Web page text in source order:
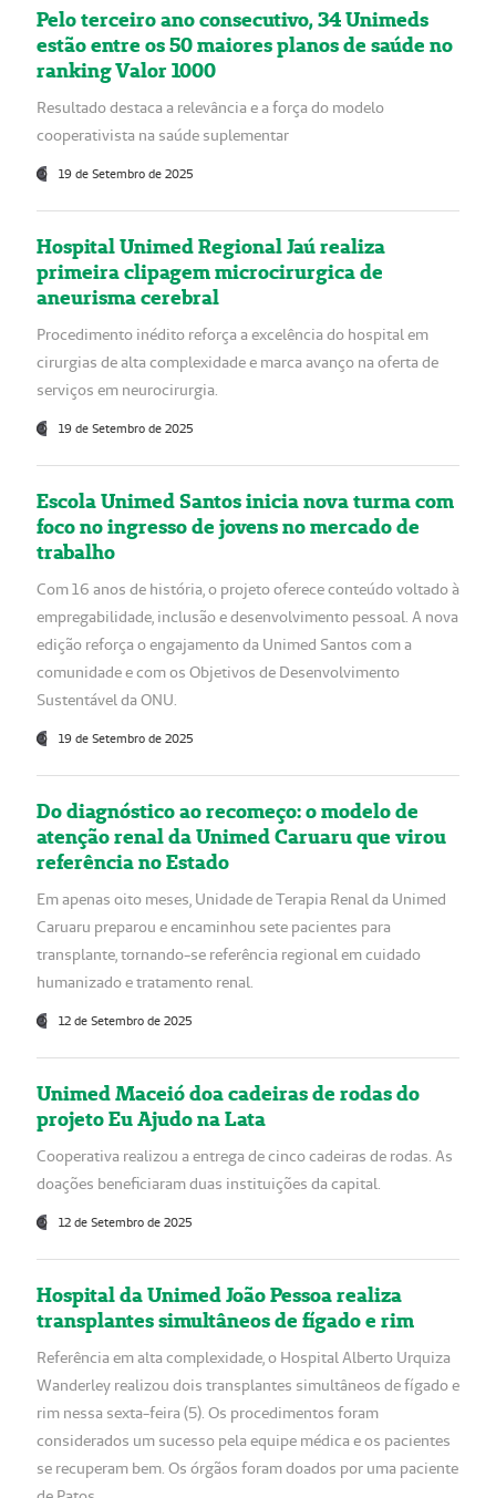
Pelo terceiro ano consecutivo, 34 Unimeds
estão entre os 50 maiores planos de saúde no
ranking Valor 1000
Resultado destaca a relevância e a força do modelo
cooperativista na saúde suplementar
19 de Setembro de 2025
Hospital Unimed Regional Jaú realiza
primeira clipagem microcirurgica de
aneurisma cerebral
Procedimento inédito reforça a excelência do hospital em
cirurgias de alta complexidade e marca avanço na oferta de
serviços em neurocirurgia.
19 de Setembro de 2025
Escola Unimed Santos inicia nova turma com
foco no ingresso de jovens no mercado de
trabalho
Com 16 anos de história, o projeto oferece conteúdo voltado à
empregabilidade, inclusão e desenvolvimento pessoal. A nova
edição reforça o engajamento da Unimed Santos com a
comunidade e com os Objetivos de Desenvolvimento
Sustentável da ONU.
19 de Setembro de 2025
Do diagnóstico ao recomeço: o modelo de
atenção renal da Unimed Caruaru que virou
referência no Estado
Em apenas oito meses, Unidade de Terapia Renal da Unimed
Caruaru preparou e encaminhou sete pacientes para
transplante, tornando-se referência regional em cuidado
humanizado e tratamento renal.
12 de Setembro de 2025
Unimed Maceió doa cadeiras de rodas do
projeto Eu Ajudo na Lata
Cooperativa realizou a entrega de cinco cadeiras de rodas. As
doações beneficiaram duas instituições da capital.
12 de Setembro de 2025
Hospital da Unimed João Pessoa realiza
transplantes simultâneos de fígado e rim
Referência em alta complexidade, o Hospital Alberto Urquiza
Wanderley realizou dois transplantes simultâneos de fígado e
rim nessa sexta-feira (5). Os procedimentos foram
considerados um sucesso pela equipe médica e os pacientes
se recuperam bem. Os órgãos foram doados por uma paciente